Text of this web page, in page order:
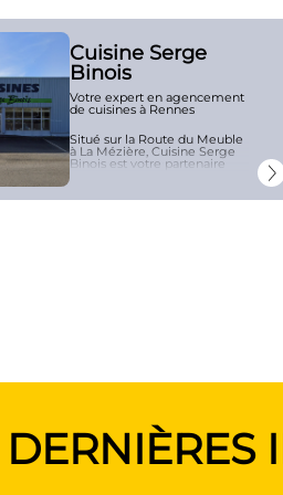
Cuisine Serge
Binois
Votre expert en agencement
de cuisines à Rennes
Situé sur la Route du Meuble
à La Mézière,Cuisine Serge
Binois est votre partenaire
l’installation de cuisines sur
pour les locaux
Nous vous offrons un large
choix de modèles modernes,
fonctionnels et esthétiques
pour faire de votre cuisine un